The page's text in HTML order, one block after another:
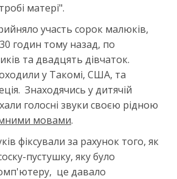
матері".
участь сорок малюків,
годин тому назад, по
та двадцять дівчаток.
у Такомі, США, та
Знаходячись у дитячій
голосні звуки своєю рідною
мовами.
фіксували за рахунок того, як
пустушку, яку було
це давало